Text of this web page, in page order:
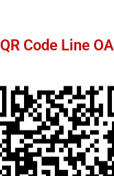
QR Code Line OA